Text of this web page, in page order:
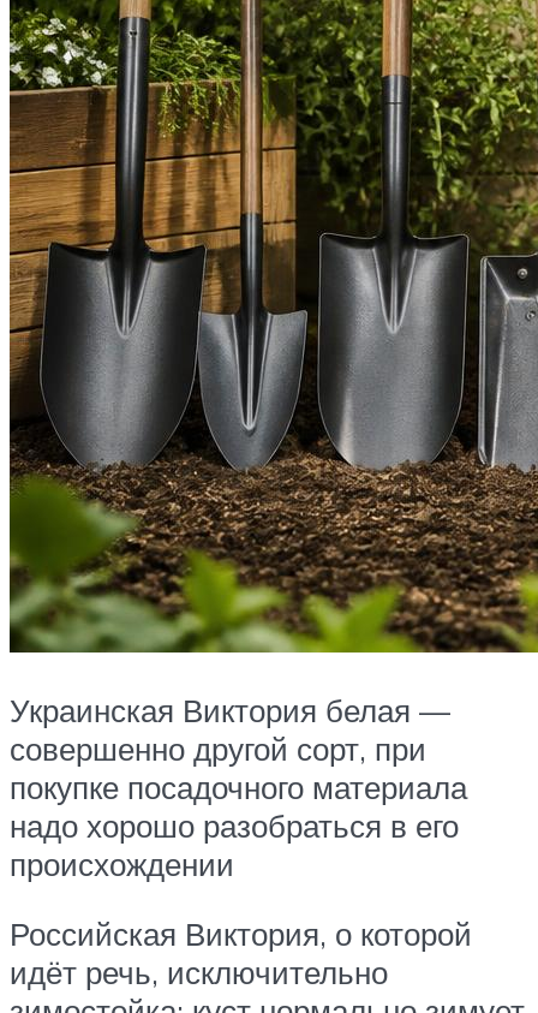
Украинская Виктория белая —
совершенно другой сорт, при
покупке посадочного материала
надо хорошо разобраться в его
происхождении
Российская Виктория, о которой
идёт речь, исключительно